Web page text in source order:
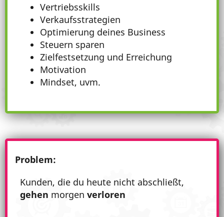
Vertriebsskills
Verkaufsstrategien
Optimierung deines Business
Steuern sparen
Zielfestsetzung und Erreichung
Motivation
Mindset, uvm.
Problem:
Kunden, die du heute nicht abschließt,
gehen morgen verloren